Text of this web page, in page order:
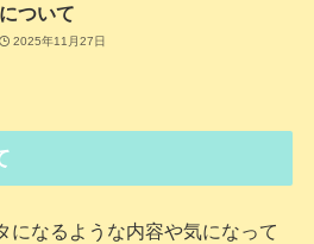
について
2025年11月27日
になるような内容や気になって